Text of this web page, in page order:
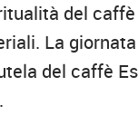
del
La
del caffè